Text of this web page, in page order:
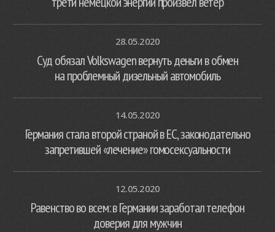
28.05.2020
Суд обязал Volkswagen вернуть деньги в обмен
на проблемный дизельный автомобиль
14.05.2020
Германия стала второй страной в ЕС, законодательно
запретившей «лечение» гомосексуальности
12.05.2020
Равенство во всем: в Германии заработал телефон
доверия для мужчин